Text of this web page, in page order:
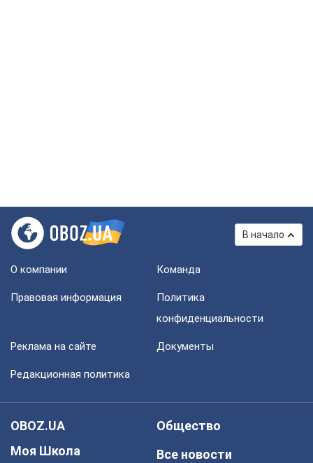
В начало
О компании Команда
Правовая информация
Политика
конфиденциальности
Реклама на сайте Документы
Редакционная политика
OBOZ.UA
Моя Школа
Общество
Все новости